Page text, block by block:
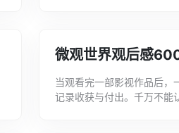
微观世界观后感
当观看完一部影视作品后，
记录收获与付出。千万不能